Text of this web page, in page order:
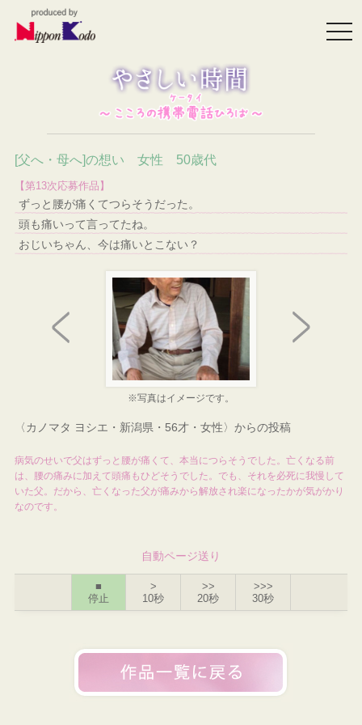
[父へ・母へ]の想い 女性 50歳代
【第13次応募作品】
ずっと腰が痛くてつらそうだった。
頭も痛いって言ってたね。
おじいちゃん、今は痛いとこない？
※写真はイメージです。
〈カノマタ ヨシエ・新潟県・56才・女性〉からの投稿
病気のせいで父はずっと腰が痛くて、本当につらそうでした。亡くなる前
は、腰の痛みに加えて頭痛もひどそうでした。でも、それを必死に我慢して
いた父。だから、亡くなった父が痛みから解放され楽になったかが気がかり
なのです。
自動ページ送り
■
停止
>
10秒
>>
20秒
>>>
30秒